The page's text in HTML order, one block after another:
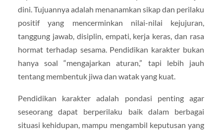
dini. Tujuannya adalah menanamkan sikap dan perilaku
positif yang mencerminkan nilai-nilai kejujuran,
tanggung jawab, disiplin, empati, kerja keras, dan rasa
hormat terhadap sesama. Pendidikan karakter bukan
hanya soal “mengajarkan aturan,” tapi lebih jauh
tentang membentuk jiwa dan watak yang kuat.
Pendidikan karakter adalah pondasi penting agar
seseorang dapat berperilaku baik dalam berbagai
situasi kehidupan, mampu mengambil keputusan yang